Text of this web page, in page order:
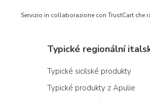
Servizio in collaborazione con TrustCart
Typické regionální
Typické sicilské produkty
Typické produkty z Apulie